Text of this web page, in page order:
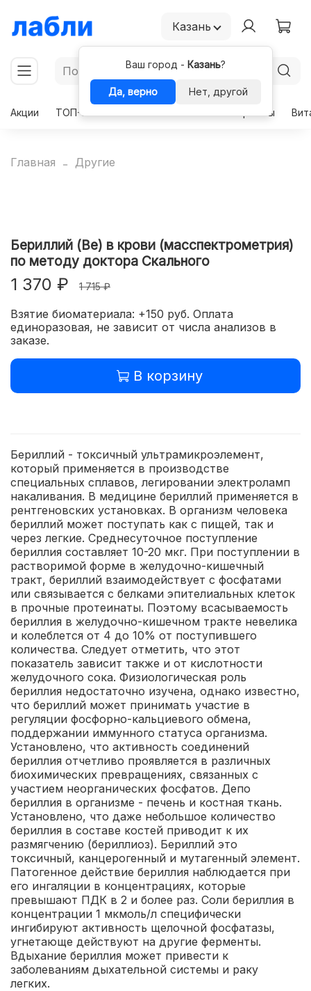
Казань
Ваш город - Казань?
Да, верно
Нет, другой
Акции
ТОП-50 Гормоны
Главная Другие
Бериллий (Be) в крови (масспектрометрия)
по методу доктора Скального
1 370 ₽ 1 715 ₽
Взятие биоматериала: +150 руб. Оплата
единоразовая, не зависит от числа анализов в
заказе.
В корзину
Бериллий - токсичный ультрамикроэлемент,
который применяется в производстве
специальных сплавов, легировании электроламп
накаливания. В медицине бериллий применяется в
рентгеновских установках. В организм человека
бериллий может поступать как с пищей, так и
через легкие. Среднесуточное поступление
бериллия составляет 10-20 мкг. При поступлении в
растворимой форме в желудочно-кишечный
тракт, бериллий взаимодействует с фосфатами
или связывается с белками эпителиальных клеток
в прочные протеинаты. Поэтому всасываемость
бериллия в желудочно-кишечном тракте невелика
и колеблется от 4 до 10% от поступившего
количества. Следует отметить, что этот
показатель зависит также и от кислотности
желудочного сока. Физиологическая роль
бериллия недостаточно изучена, однако известно,
что бериллий может принимать участие в
регуляции фосфорно-кальциевого обмена,
поддержании иммунного статуса организма.
Установлено, что активность соединений
бериллия отчетливо проявляется в различных
биохимических превращениях, связанных с
участием неорганических фосфатов. Депо
бериллия в организме - печень и костная ткань.
Установлено, что даже небольшое количество
бериллия в составе костей приводит к их
размягчению (бериллиоз). Бериллий это
токсичный, канцерогенный и мутагенный элемент.
Патогенное действие бериллия наблюдается при
его ингаляции в концентрациях, которые
превышают ПДК в 2 и более раз. Соли бериллия в
концентрации 1 мкмоль/л специфически
ингибируют активность щелочной фосфатазы,
угнетающе действуют на другие ферменты.
Вдыхание бериллия может привести к
заболеваниям дыхательной системы и раку
легких.